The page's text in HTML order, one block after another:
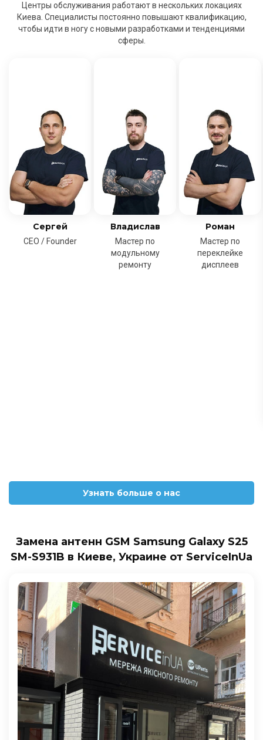
Центры обслуживания работают в нескольких локациях
Киева. Специалисты постоянно повышают квалификацию,
чтобы идти в ногу с новыми разработками и тенденциями
сферы.
Сергей
CEO / Founder
Владислав
Мастер по
модульному
ремонту
Роман
Мастер по
переклейке
дисплеев
Узнать больше о нас
Замена антенн GSM Samsung Galaxy S25
SM-S931B в Киеве, Украине от ServiceInUa